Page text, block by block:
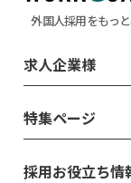
外国人採用をもっ
求人企業様
特集ページ
採用お役立ち情